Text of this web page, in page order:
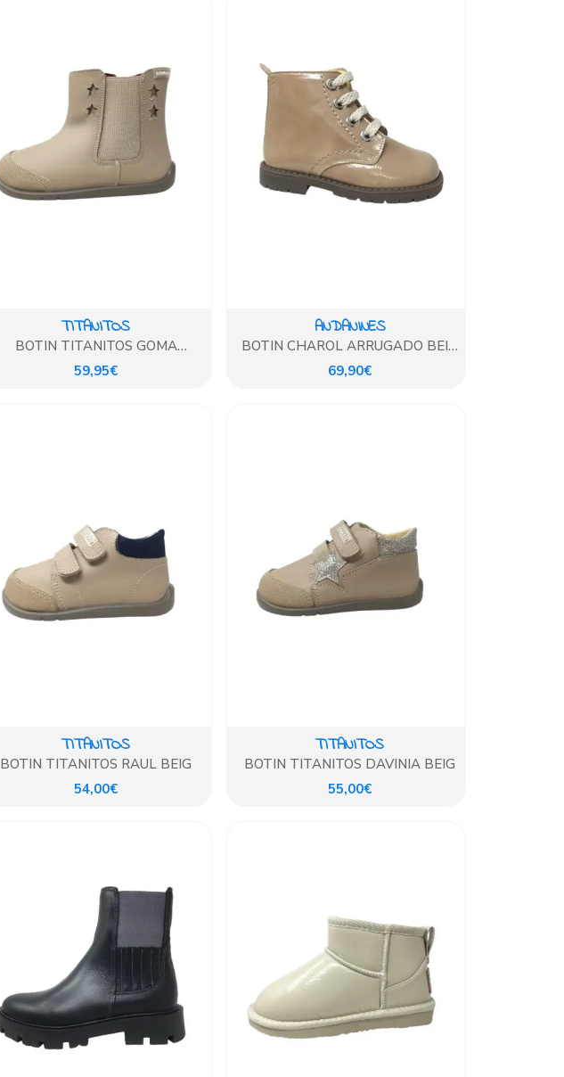
TITANITOS
BOTIN TITANITOS GOMA
ELASTICA BEIG
59,95€
ANDANINES
BOTIN CHAROL ARRUGADO BEIG
MOREDA
69,90€
TITANITOS
BOTIN TITANITOS RAUL BEIG
54,00€
TITANITOS
BOTIN TITANITOS DAVINIA BEIG
55,00€